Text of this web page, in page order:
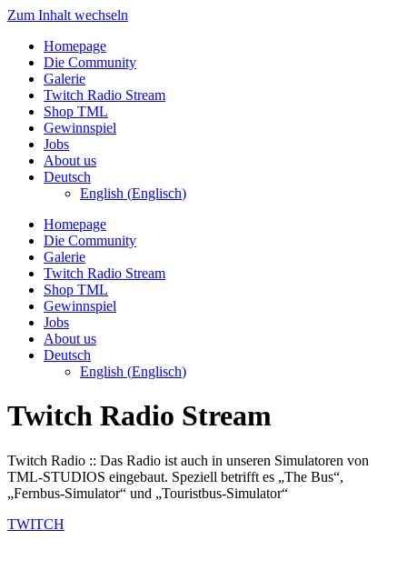
Zum Inhalt wechseln
Homepage
Die Community
Galerie
Twitch Radio Stream
Shop TML
Gewinnspiel
Jobs
About us
Deutsch
English (Englisch)
Homepage
Die Community
Galerie
Twitch Radio Stream
Shop TML
Gewinnspiel
Jobs
About us
Deutsch
English (Englisch)
Twitch Radio Stream
Twitch Radio :: Das Radio ist auch in unseren Simulatoren von
TML-STUDIOS eingebaut. Speziell betrifft es „The Bus“,
„Fernbus-Simulator“ und „Touristbus-Simulator“
TWITCH